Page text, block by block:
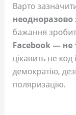
Варто
неодноразово
бажання
Facebook — не
цікавить не
демократію,
поляризацію.